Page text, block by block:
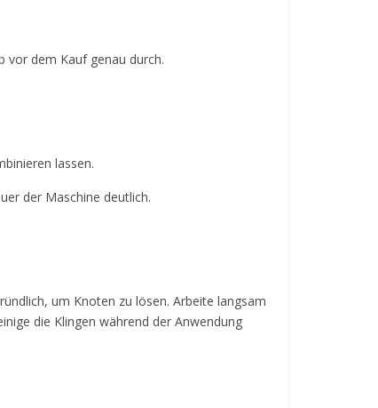
vor dem Kauf genau durch.
lassen.
der Maschine deutlich.
um Knoten zu lösen. Arbeite langsam
die Klingen während der Anwendung